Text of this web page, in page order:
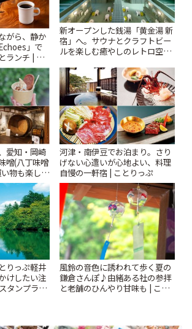
がら、静か
」で
ランチ | こ
新オープンした銭湯「黄金湯 新
宿」へ。サウナとクラフトビー
ルを楽しむ癒やしのレトロ空間
愛知・岡崎
噌(八丁味噌
物も楽しみ
河津・南伊豆でお泊まり。さり
げない心遣いが心地よい、料理
自慢の一軒宿 | ことりっぷ
りっぷ軽井
けしたい注
タンプラリ
風鈴の音色に誘われて歩く夏の
鎌倉さんぽ♪由緒ある社の参拝
と老舗のひんやり甘味も | こと